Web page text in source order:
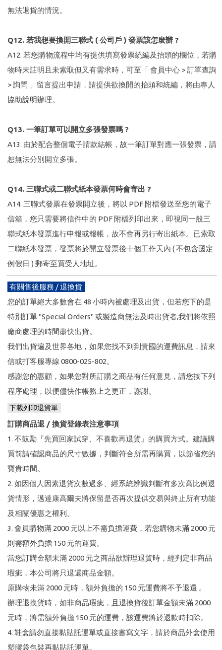
無法退貨的情況。
Q12. 若我想要換開三聯式 ( 公司戶 ) 發票該怎麼辦 ?
A12. 若您購物流程中均有提供填寫發票統編及抬頭的欄位，若購
物時未註明且未索取但又有需求時，可至「 會員中心 > 訂單查詢
> 詢問 」留言提出申請，請提供欲換開的抬頭和統編，將由專人
協助說明辦理。
Q13. 一筆訂單可以開立多張發票嗎 ?
A13. 由於配合整個電子請款結帳，故一筆訂單對應一張發票，請
恕無法分別開立多張。
Q14. 三聯式或二聯式紙本發票何時會寄出 ?
A14. 三聯式發票在發票開立後，將以 PDF 附檔發送至您的電子
信箱，您只需要將信件中的 PDF 附檔列印出來，即視同一般三
聯式紙本發票進行申報或報帳，故不會再另行寄出紙本。已索取
二聯紙本發票，發票將於開立發票後十個工作天內 ( 不包含國定
例假日 ) 郵寄至買受人地址。
有關售後服務 / 退換貨
您的訂單絕大多數會在 48 小時內被處理及出貨，但若您下的是
特別訂單 "Special Orders" 或製造商無法及時出貨者,我們將依照
廠商處理的時間盡快出貨。
我們出貨遍及世界各地，如果您找不到到貴國的運費訊息，請來
信或打客服專線 0800-025-802。
感謝您的惠顧，如果您對所訂購之商品有任何意見，請您按下列
程序處理，以便儘快作帳務上之更正，謝謝。
下載列印退貨單
訂購商品退 / 換貨登錄表注意事項
1. 不鼓勵『先買回家試穿、不喜歡再退貨』的購買方式。建議購
買前請確認商品的尺寸數據，判斷符合所需再購買，以節省您的
寶貴時間。
2. 如因個人因素退貨次數過多、經系統辨識判斷有多次高比例退
貨情形，邁達康高爾夫將保留是否再次提供交易與終止所有功能
及相關優惠之權利。
3. 會員購物滿 2000 元以上不需負擔運費，若您購物未滿 2000 元
則需額外負擔 150 元的運費。
當您訂購金額未滿 2000 元之商品欲辦理退貨時，經判定非商品
瑕疵，本公司將只退還商品金額。
原購物未滿 2000 元時，額外負擔的 150 元運費將不予退還 。
辦理退換貨時，如非商品瑕疵，且退換貨後訂單金額未滿 2000
元時，將需額外負擔 150 元的運費，該運費將於退款時扣除。
4. 鞋盒請勿直接黏貼託運單或直接書寫文字，請於商品外盒使用
塑膠袋包裝再黏貼託運單。